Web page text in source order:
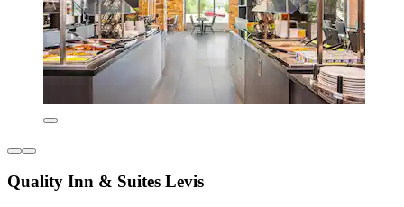
Quality Inn & Suites Levis